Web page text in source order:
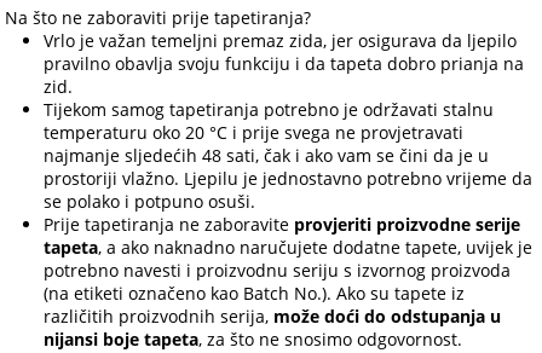
Na što ne zaboraviti prije tapetiranja?
Vrlo je važan temeljni premaz zida, jer osigurava da ljepilo
pravilno obavlja svoju funkciju i da tapeta dobro prianja na
zid.
Tijekom samog tapetiranja potrebno je održavati stalnu
temperaturu oko 20 °C i prije svega ne provjetravati
najmanje sljedećih 48 sati, čak i ako vam se čini da je u
prostoriji vlažno. Ljepilu je jednostavno potrebno vrijeme da
se polako i potpuno osuši.
Prije tapetiranja ne zaboravite provjeriti proizvodne serije
tapeta, a ako naknadno naručujete dodatne tapete, uvijek je
potrebno navesti i proizvodnu seriju s izvornog proizvoda
(na etiketi označeno kao Batch No.). Ako su tapete iz
različitih proizvodnih serija, može doći do odstupanja u
nijansi boje tapeta, za što ne snosimo odgovornost.